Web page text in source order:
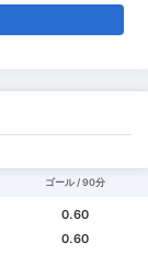
ゴール / 90分
0.60
0.60